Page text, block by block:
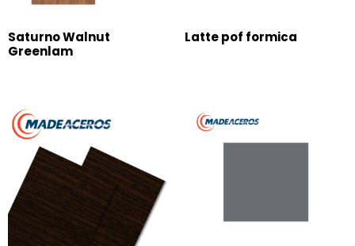
Saturno Walnut
Greenlam
Latte pof formica